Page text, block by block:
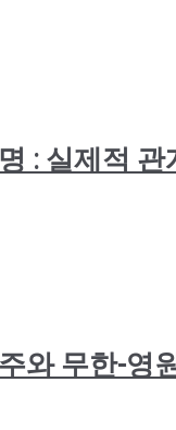
: 실제적 관
와 무한-영